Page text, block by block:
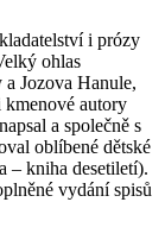
i prózy
ohlas
Jozova Hanule,
autory
a společně s
oblíbené dětské
– kniha desetiletí).
vydání spisů